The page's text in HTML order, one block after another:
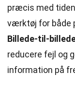
præcis med
værktøj for både
Billede-til-
reducere fejl og
information på